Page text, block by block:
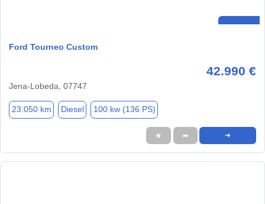
Ford Tourneo Custom
42.990 €
Jena-Lobeda, 07747
23.050 km Diesel 100 kw (136 PS)
★ ➦ ➜